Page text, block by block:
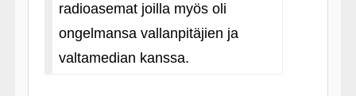
radioasemat joilla myös oli
ongelmansa vallanpitäjien ja
valtamedian kanssa.